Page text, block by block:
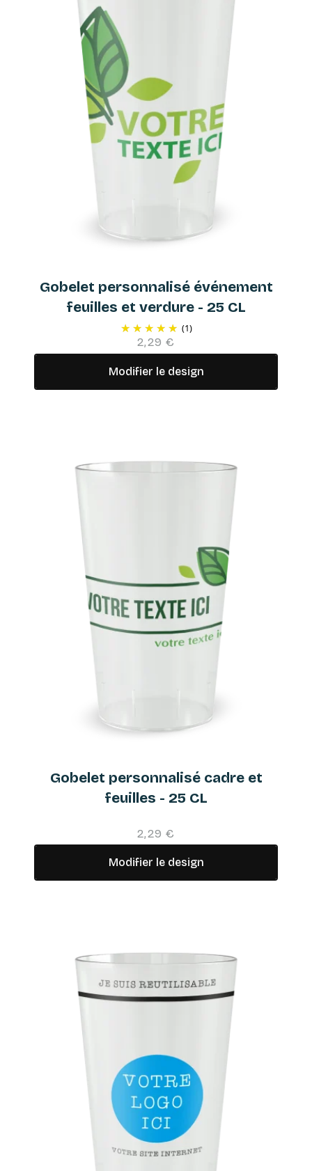
Gobelet personnalisé événement
feuilles et verdure - 25 CL
(1)
2,29 €
Modifier le design
Gobelet personnalisé cadre et
feuilles - 25 CL
2,29 €
Modifier le design